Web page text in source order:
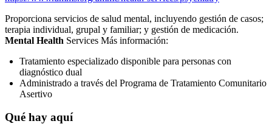
Proporciona servicios de salud mental, incluyendo gestión de casos;
terapia individual, grupal y familiar; y gestión de medicación.
Mental Health Services Más información:
Tratamiento especializado disponible para personas con
diagnóstico dual
Administrado a través del Programa de Tratamiento Comunitario
Asertivo
Qué hay aquí